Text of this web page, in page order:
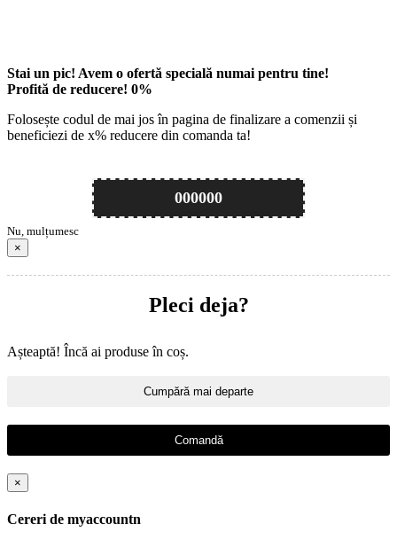
Stai un pic! Avem o ofertă specială numai pentru tine!
Profită de reducere! 0%
Folosește codul de mai jos în pagina de finalizare a comenzii și
beneficiezi de x% reducere din comanda ta!
000000
Nu, mulțumesc
×
Pleci deja?
Așteaptă! Încă ai produse în coș.
Cumpără mai departe
Comandă
×
Cereri de myaccountn